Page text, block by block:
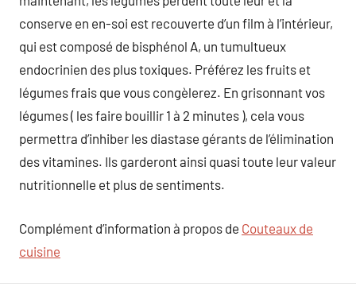
conserve en en-soi est recouverte d’un film à l’intérieur,
qui est composé de bisphénol A, un tumultueux
endocrinien des plus toxiques. Préférez les fruits et
légumes frais que vous congèlerez. En grisonnant vos
légumes ( les faire bouillir 1 à 2 minutes ), cela vous
permettra d’inhiber les diastase gérants de l’élimination
des vitamines. Ils garderont ainsi quasi toute leur valeur
nutritionnelle et plus de sentiments.
Complément d’information à propos de Couteaux de
cuisine